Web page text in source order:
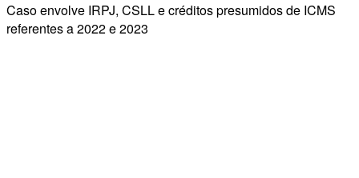
Caso envolve IRPJ, CSLL e créditos presumidos de ICMS
referentes a 2022 e 2023